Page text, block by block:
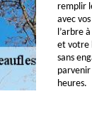
remplir
avec
l’arbre
et votre
sans
heures.